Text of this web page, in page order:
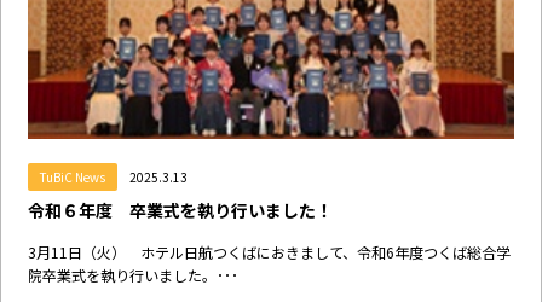
TuBiC News 2025.3.13
令和６年度 卒業式を執り行いました！
3月11日（火） ホテル日航つくばにおきまして、令和6年度つくば総合学
院卒業式を執り行いました。･･･